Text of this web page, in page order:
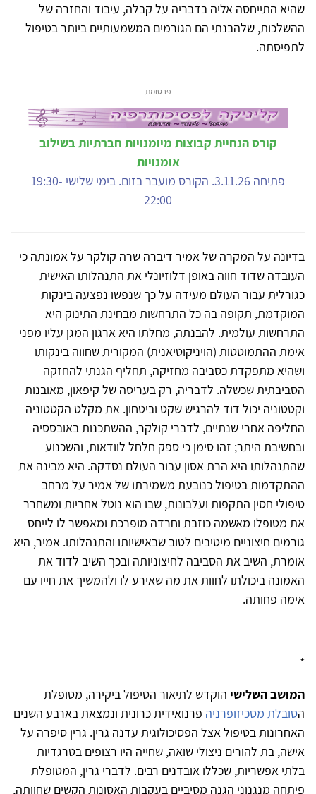
שהיא התייחסה אליה בדבריה על קבלה, עיבוד והחזרה של
ההשלכות, שלהבנתי הם הגורמים המשמעותיים ביותר בטיפול
לתפיסתה.
- פרסומת -
קורס הנחיית קבוצות מיומנויות חברתיות בשילוב
אומנויות
פתיחה 3.11.26. הקורס מועבר בזום. בימי שלישי 19:30-
22:00
בדיונה על המקרה של אמיר דיברה שרה קולקר על אמונתה כי
העובדה שדוד חווה באופן דלוזיונלי את התנהלותו האישית
כגורלית עבור העולם מעידה על כך שנפשו נפצעה בינקות
המוקדמת, תקופה בה כל התרחשות מבחינת התינוק היא
התרחשות עולמית. להבנתה, מחלתו היא ארגון המגן עליו מפני
אימת ההתמוטטות (הויניקוטיאנית) המקורית שחווה בינקותו
ושהיא מתפקדת כסביבה מחזיקה, תחליף הגנתי להחזקה
הסביבתית שכשלה. לדבריה, רק בעריסה של קיפאון, מאובנות
וקטטוניה יכול דוד להרגיש שקט וביטחון. את מקלט הקטטוניה
החליפה אחרי שנתיים, לדברי קולקר, ההשתכנות באובססיה
ובחשיבת היתר; זהו סימן כי ספק חלחל לוודאות, והשכנוע
שהתנהלותו היא הרת אסון עבור העולם נסדקה. היא מבינה את
ההתקדמות בטיפול כנובעת משמירתו של אמיר על מרחב
טיפולי חסין התקפות ועלבונות, שבו הוא נוטל אחריות ומשחרר
את מטופלו מאשמה כוזבת וחרדה מופרכת ומאפשר לו לייחס
גורמים חיצוניים מיטיבים לטוב שבאישיותו והתנהלותו. אמיר, היא
אומרת, השיב את הסביבה לחיצוניותה ובכך השיב לדוד את
האמונה ביכולתו לחוות את מה שאירע לו ולהמשיך את חייו עם
אימה פחותה.
*
המושב השלישי הוקדש לתיאור הטיפול ביקירה, מטופלת
הסובלת מסכיזופרניה פרנואידית כרונית ונמצאת בארבע השנים
האחרונות בטיפול אצל הפסיכולוגית עדנה גרין. גרין סיפרה על
אישה, בת להורים ניצולי שואה, שחייה היו רצופים בטרגדיות
בלתי אפשריות, שכללו אובדנים רבים. לדברי גרין, המטופלת
פיתחה מנגנוני הגנה מסיביים בעקבות האסונות הקשים שחוותה,